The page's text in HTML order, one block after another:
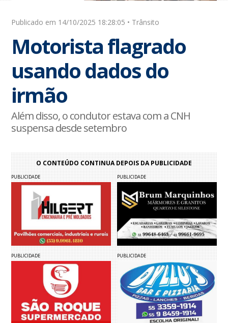
Publicado em 14/10/2025 18:28:05 • Trânsito
Motorista flagrado
usando dados do
irmão
Além disso, o condutor estava com a CNH
suspensa desde setembro
O CONTEÚDO CONTINUA DEPOIS DA PUBLICIDADE
PUBLICIDADE PUBLICIDADE
PUBLICIDADE PUBLICIDADE